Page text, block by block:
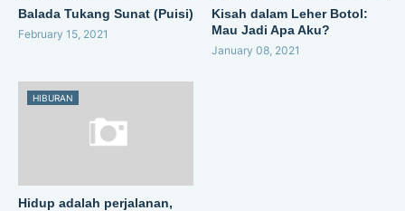
Balada Tukang Sunat (Puisi)
February 15, 2021
Kisah dalam Leher Botol:
Mau Jadi Apa Aku?
January 08, 2021
HIBURAN
Hidup adalah perjalanan,